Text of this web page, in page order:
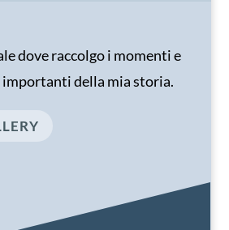
dove raccolgo i momenti e
della mia storia.